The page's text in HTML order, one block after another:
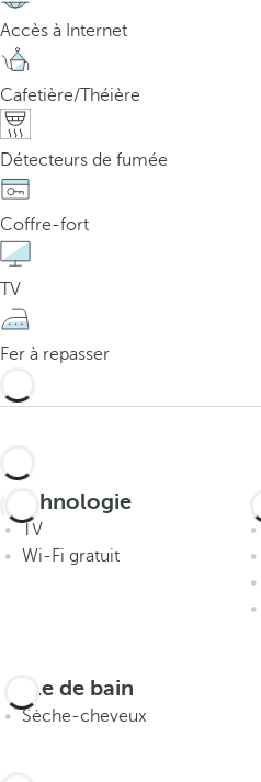
Accès à Internet
Cafetière/Théière
Détecteurs de fumée
Coffre-fort
TV
Fer à repasser
Technologie
TV
Wi-Fi gratuit
Salle de bain
Sèche-cheveux